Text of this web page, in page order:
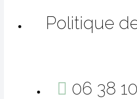
Politique
06 38